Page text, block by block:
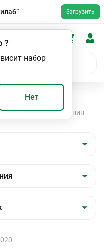
Загрузить
?
набор
Нет
Биохимические
почек Креатинин